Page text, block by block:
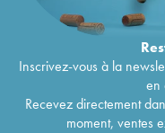
Inscrivez-vous à la
en
Recevez directement
moment, ventes